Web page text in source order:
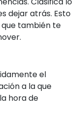
dejar atrás. Esto
que también te
el
a la que
hora de